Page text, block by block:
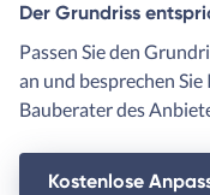
Der Grundriss
Passen Sie den
an und besprechen
Bauberater des
Kostenlose